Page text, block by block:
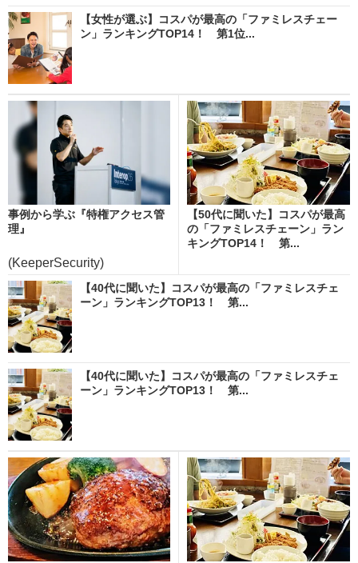
【女性が選ぶ】コスパが最高の「ファミレスチェー
ン」ランキングTOP14！ 第1位...
事例から学ぶ『特権アクセス管
理』
(KeeperSecurity)
【50代に聞いた】コスパが最高
の「ファミレスチェーン」ラン
キングTOP14！ 第...
【40代に聞いた】コスパが最高の「ファミレスチェ
ーン」ランキングTOP13！ 第...
【40代に聞いた】コスパが最高の「ファミレスチェ
ーン」ランキングTOP13！ 第...